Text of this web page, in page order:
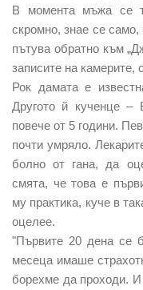
В момента мъжа се
скромно, знае се
пътува обратно към
записите на камерите,
Рок дамата е
Другото й кученце –
повече от 5 години.
почти умряло.
болно от гана, да
смята, че това е
му практика, куче в
оцелее.
"Първите 20 дена се
месеца имаше
борехме да проходи.